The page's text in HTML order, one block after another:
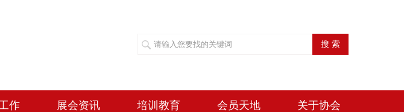
搜 索
作 展会资讯 培训教育 会员天地 关于协会